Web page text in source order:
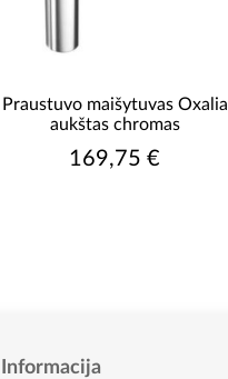
Praustuvo maišytuvas Oxalia
aukštas chromas
169,75 €
Informacija